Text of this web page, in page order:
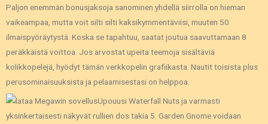
Paljon enemmän bonusjaksoja sanominen yhdellä siirrolla on hieman
vaikeampaa, mutta voit silti silti kaksikymmentäviisi, muuten 50
ilmaispyöräytystä. Koska se tapahtuu, saatat joutua saavuttamaan 8
peräkkäistä voittoa. Jos arvostat upeita teemoja sisältäviä
kolikkopelejä, hyödyt tämän verkkopelin grafiikasta. Nautit toisista plus
perusominaisuuksista ja pelaamisestasi on helppoa.
Upouusi Waterfall Nuts ja varmasti
yksinkertaisesti näkyvät rullien dos takia 5. Garden Gnome voidaan